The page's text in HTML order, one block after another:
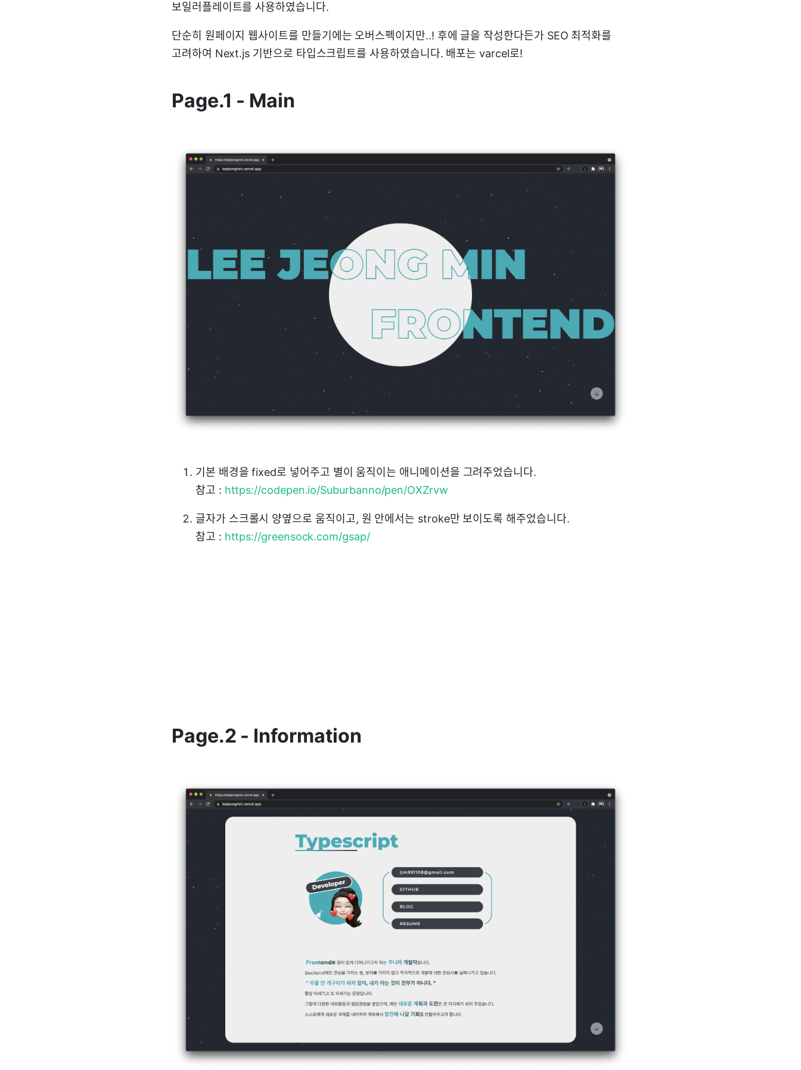
보일러플레이트를 사용하였습니다.
단순히 원페이지 웹사이트를 만들기에는 오버스펙이지만..! 후에 글을 작성한다든가 SEO 최적화를
고려하여 Next.js 기반으로 타입스크립트를 사용하였습니다. 배포는 varcel로!
Page.1 - Main
기본 배경을 fixed로 넣어주고 별이 움직이는 애니메이션을 그려주었습니다.
참고 : https://codepen.io/Suburbanno/pen/OXZrvw
글자가 스크롤시 양옆으로 움직이고, 원 안에서는 stroke만 보이도록 해주었습니다.
참고 : https://greensock.com/gsap/
Page.2 - Information